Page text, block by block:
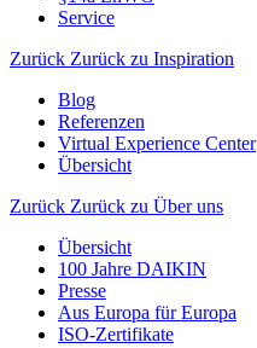
Service
Zurück Zurück zu Inspiration
Blog
Referenzen
Virtual Experience Center
Übersicht
Zurück Zurück zu Über uns
Übersicht
100 Jahre DAIKIN
Presse
Aus Europa für Europa
ISO-Zertifikate